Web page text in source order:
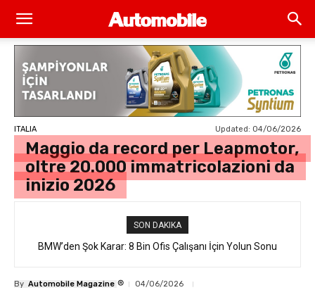
ITALIA Updated: 04/06/2026
Maggio da record per Leapmotor,
oltre 20.000 immatricolazioni da
inizio 2026
SON DAKIKA
BMW’den Şok Karar: 8 Bin Ofis Çalışanı İçin Yolun Sonu
By Automobile Magazine ® 04/06/2026